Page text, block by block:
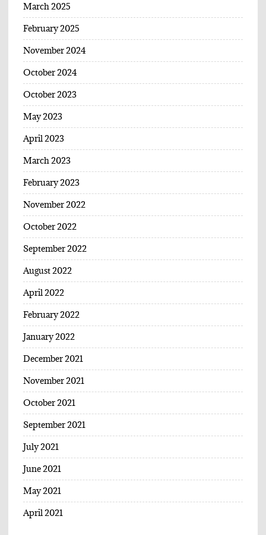
March 2025
February 2025
November 2024
October 2024
October 2023
May 2023
April 2023
March 2023
February 2023
November 2022
October 2022
September 2022
August 2022
April 2022
February 2022
January 2022
December 2021
November 2021
October 2021
September 2021
July 2021
June 2021
May 2021
April 2021